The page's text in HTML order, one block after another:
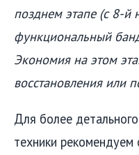
позднем этапе (с 8-й
функциональный
Экономия на этом
восстановления или
Для более
техники